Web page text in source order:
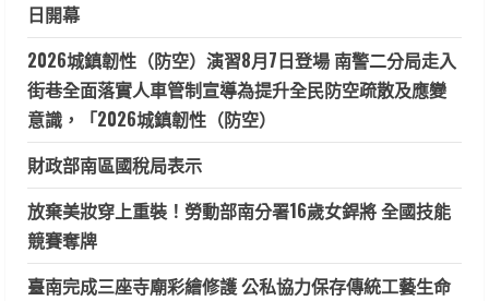
日開幕
2026城鎮韌性（防空）演習8月7日登場 南警二分局走入
街巷全面落實人車管制宣導為提升全民防空疏散及應變
意識，「2026城鎮韌性（防空）
財政部南區國稅局表示
放棄美妝穿上重裝！勞動部南分署16歲女銲將 全國技能
競賽奪牌
臺南完成三座寺廟彩繪修護 公私協力保存傳統工藝生命